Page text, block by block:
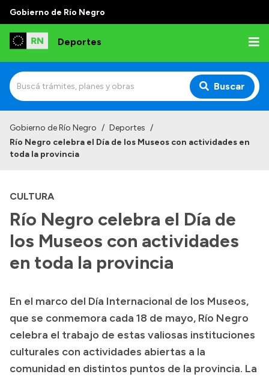
Gobierno de Río Negro
Deportes
Buscar
Institucional
Autoridades
Normativa
Transparencia
Boletín Oficial
Compras y licitaciones
Consulta de expedientes
Consulta de pago a proveedores
Gobierno de Río Negro / Deportes /
Río Negro celebra el Día de los Museos con actividades en
toda la provincia
CULTURA
Río Negro celebra el Día de
los Museos con actividades
en toda la provincia
En el marco del Día Internacional de los Museos,
que se conmemora cada 18 de mayo, Río Negro
celebra el trabajo de estas valiosas instituciones
culturales con actividades abiertas a la
comunidad en distintos puntos de la provincia. La